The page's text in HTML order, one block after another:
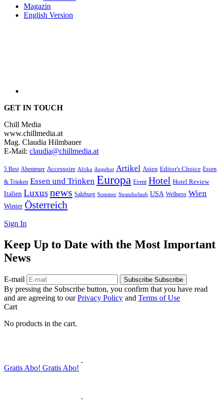
Magazin
English Version
GET IN TOUCH
Chill Media
www.chillmedia.at
Mag. Claudia Hilmbauer
E-Mail: claudia@chillmedia.at
5 Best Abenteuer Accessoire Afrika Angebot Artikel Asien Editor's Choice Essen
& Trinken Essen und Trinken Europa Event Hotel Hotel Review
Italien Luxusnews Salzburg Sommer Strandurlaub USA Wellness Wien
Winter Österreich
Sign In
Keep Up to Date with the Most Important
News
E-mail Subscribe Subscribe
By pressing the Subscribe button, you confirm that you have read
and are agreeing to ourPrivacy Policy and Terms of Use
Cart
No products in the cart.
Gratis Abo! Gratis Abo!